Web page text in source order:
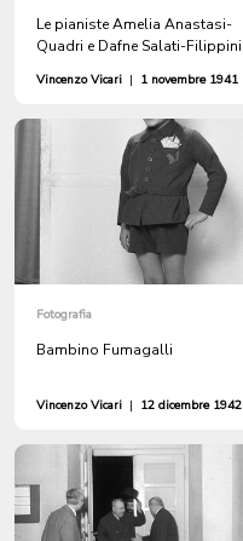
Le pianiste Amelia Anastasi-
Quadri e Dafne Salati-Filippini
Vincenzo Vicari | 1 novembre 1941
Fotografia
Bambino Fumagalli
Vincenzo Vicari | 12 dicembre 1942